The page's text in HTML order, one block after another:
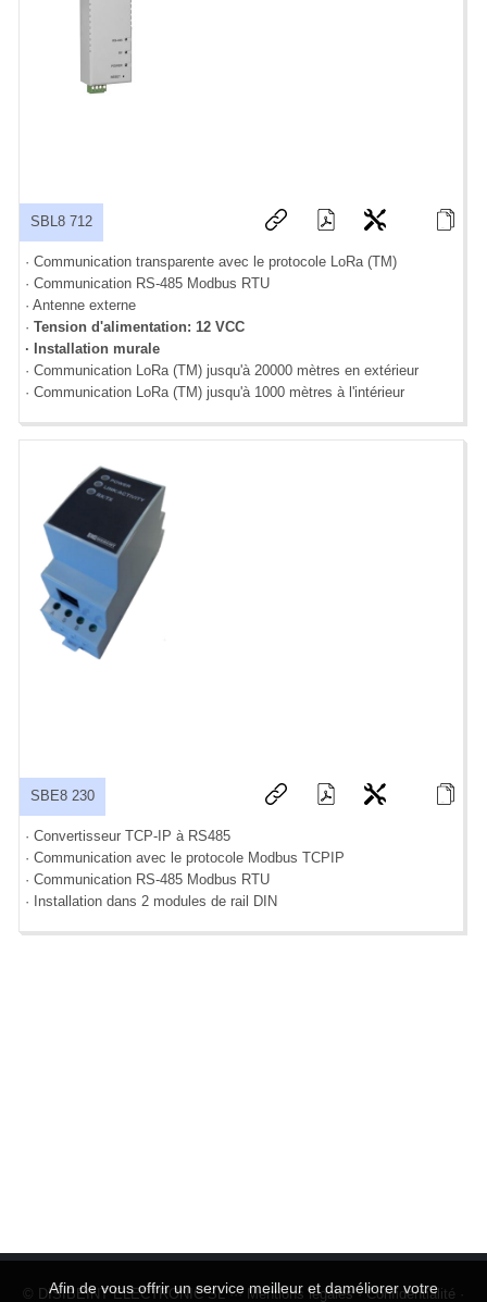
SBL8 712
· Communication transparente avec le protocole LoRa (TM)
· Communication RS-485 Modbus RTU
· Antenne externe
· Tension d'alimentation: 12 VCC
· Installation murale
· Communication LoRa (TM) jusqu'à 20000 mètres en extérieur
· Communication LoRa (TM) jusqu'à 1000 mètres à l'intérieur
SBE8 230
· Convertisseur TCP-IP à RS485
· Communication avec le protocole Modbus TCPIP
· Communication RS-485 Modbus RTU
· Installation dans 2 modules de rail DIN
© DISIBEINT ELECTRONIC SL ··· Mentions légales·Confidentialité ·
Afin de vous offrir un service meilleur et daméliorer votre